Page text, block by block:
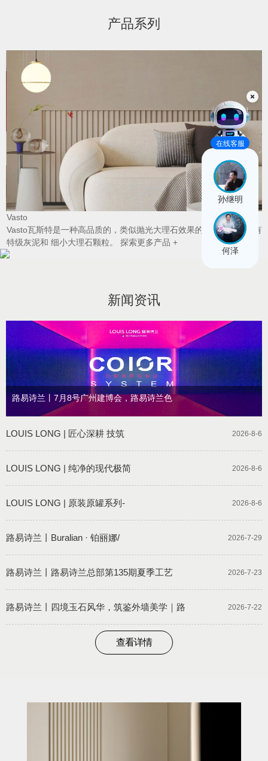
产品系列
Vasto
Vasto瓦斯特是一种高品质的，类似抛光大理石效果的高级涂料，含有
特级灰泥和 细小大理石颗粒。
探索更多产品 +
新闻资讯
路易诗兰丨7月8号广州建博会，路易诗兰色
2026-8-6
LOUIS LONG | 匠心深耕 技筑
2026-8-6
LOUIS LONG | 纯净的现代极简
2026-8-6
LOUIS LONG | 原装原罐系列-
2026-7-29
路易诗兰丨Buralian · 铂丽娜/
2026-7-23
路易诗兰丨路易诗兰总部第135期夏季工艺
2026-7-22
路易诗兰丨四境玉石风华，筑鉴外墙美学｜路
查看详情
在线客服
孙继明
何泽